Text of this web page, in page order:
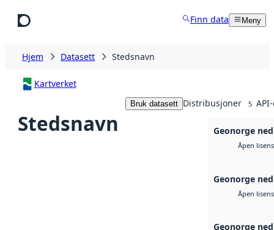
Finn data Meny
Hjem Datasett Stedsnavn
Kartverket
Stedsnavn
Bruk datasett Distribusjoner 5
Geonorge
Åpen lisens
Geonorge
Åpen lisens
Geonorge